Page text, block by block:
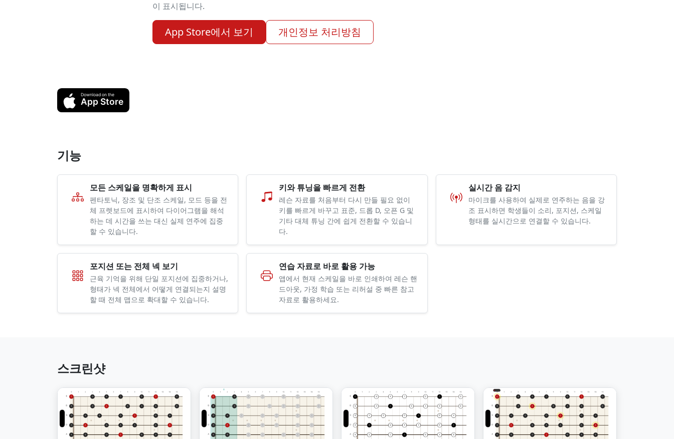
이 표시됩니다.
App Store에서 보기 개인정보 처리방침
기능
모든 스케일을 명확하게 표시
펜타토닉, 장조 및 단조 스케일, 모드 등을 전
체 프렛보드에 표시하여 다이어그램을 해석
하는 데 시간을 쓰는 대신 실제 연주에 집중
할 수 있습니다.
키와 튜닝을 빠르게 전환
레슨 자료를 처음부터 다시 만들 필요 없이
키를 빠르게 바꾸고 표준, 드롭 D, 오픈 G 및
기타 대체 튜닝 간에 쉽게 전환할 수 있습니
다.
실시간 음 감지
마이크를 사용하여 실제로 연주하는 음을 강
조 표시하면 학생들이 소리, 포지션, 스케일
형태를 실시간으로 연결할 수 있습니다.
포지션 또는 전체 넥 보기
근육 기억을 위해 단일 포지션에 집중하거나,
형태가 넥 전체에서 어떻게 연결되는지 설명
할 때 전체 맵으로 확대할 수 있습니다.
연습 자료로 바로 활용 가능
앱에서 현재 스케일을 바로 인쇄하여 레슨 핸
드아웃, 가정 학습 또는 리허설 중 빠른 참고
자료로 활용하세요.
스크린샷